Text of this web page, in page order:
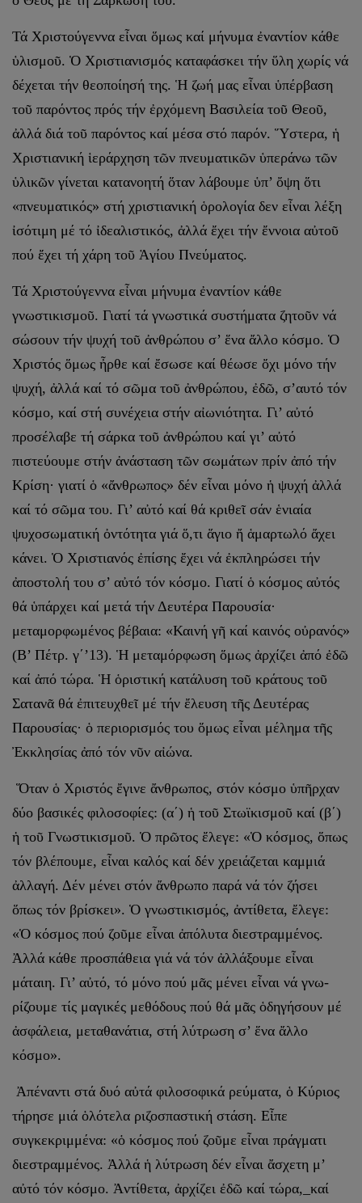
Τά Χριστούγεννα εἶναι ὅμως καί μήνυμα ἐναντίον κάθε
ὑλισμοῦ. Ὁ Χριστιανισμός καταφάσκει τήν ὕλη χωρίς νά
δέχεται τήν θεοποίησή της. Ἡ ζωή μας εἶναι ὑπέρβαση
τοῦ παρόντος πρός τήν ἐρχόμενη Βασι­λεία τοῦ Θεοῦ,
ἀλλά διά τοῦ παρόντος καί μέσα στό παρόν. Ὕστερα, ἡ
Χριστιανική ἱεράρχηση τῶν πνευματικῶν ὑπεράνω τῶν
ὑλικῶν γίνεται κατανοητή ὅταν λάβουμε ὑπ’ ὄψη ὅτι
«πνευματικός» στή χριστιανική ὁρολογία δεν εἶναι λέξη
ἰσότιμη μέ τό ἰδεαλιστικός, ἀλλά ἔχει τήν ἔννοια αὐτοῦ
πού ἔχει τή χάρη τοῦ Ἁγίου Πνεύματος.
Τά Χριστούγεννα εἶναι μήνυμα ἐναντίον κάθε
γνωστικισμοῦ. Γιατί τά γνωστικά συστήματα ζητοῦν νά
σώσουν τήν ψυχή τοῦ ἀνθρώπου σ’ ἕνα ἄλλο κόσμο. Ὁ
Χριστός ὅμως ἦρθε καί ἔσωσε καί θέωσε ὄχι μόνο τήν
ψυχή, ἀλλά καί τό σῶμα τοῦ ἀνθρώπου, ἐδῶ, σ’αυτό τόν
κόσμο, καί στή συνέχεια στήν αἰωνιότητα. Γι’ αὐτό
προσέλαβε τή σάρκα τοῦ ἀνθρώπου καί γι’ αὐτό
πιστεύουμε στήν ἀνάσταση τῶν σωμάτων πρίν ἀπό τήν
Κρίση· γιατί ὁ «ἄνθρωπος» δέν εἶναι μόνο ἡ ψυχή ἀλλά
καί τό σῶμα του. Γι’ αὐτό καί θά κριθεῖ σάν ἑνιαία
ψυχοσωματική ὀντότητα γιά ὅ,τι ἅγιο ἤ ἁμαρτωλό ἄχει
κάνει. Ὁ Χριστιανός ἐπίσης ἔχει νά ἐκπληρώσει τήν
ἀποστολή του σ’ αὐτό τόν κόσμο. Γιατί ὁ κόσμος αὐτός
θά ὑπάρχει καί μετά τήν Δευτέρα Παρουσία·
μεταμορφωμένος βέβαια: «Καινή γῆ καί καινός οὐρανός»
(Β’ Πέτρ. γ΄’13). Ἡ μεταμόρφωση ὅμως ἀρχίζει ἀπό ἐδῶ
καί ἀπό τώρα. Ἡ ὁριστική κατάλυση τοῦ κράτους τοῦ
Σατανᾶ θά ἐπιτευχθεῖ μέ τήν ἔλευση τῆς Δευτέρας
Παρουσίας· ὁ περιορισμός του ὅμως εἶναι μέλημα τῆς
Ἐκκλησίας ἀπό τόν νῦν αἰώνα.
Ὅταν ὁ Χριστός ἔγινε ἄνθρωπος, στόν κόσμο ὑπῆρχαν
δύο βασι­κές φιλοσοφίες: (α΄) ἡ τοῦ Στωϊκισμοῦ καί (β΄)
ἡ τοῦ Γνωστικισμοῦ. Ὁ πρῶτος ἔλεγε: «Ὁ κόσμος, ὅπως
τόν βλέπουμε, εἶναι καλός καί δέν χρειάζεται καμμιά
ἀλλαγή. Δέν μένει στόν ἄνθρωπο παρά νά τόν ζήσει
ὅπως τόν βρίσκει». Ὁ γνωστικισμός, ἀντίθετα, ἔλεγε:
«Ὁ κόσμος πού ζοῦμε εἶναι ἀπόλυτα διεστραμμένος.
Ἀλλά κάθε προσπάθεια γιά νά τόν ἀλλάξουμε εἶναι
μάταιη. Γι’ αὐτό, τό μόνο πού μᾶς μένει εἶναι νά γνω­
ρίζουμε τίς μαγικές μεθόδους πού θά μᾶς ὁδηγήσουν μέ
ἀσφάλεια, μεταθανάτια, στή λύτρωση σ’ ἕνα ἄλλο
κόσμο».
Ἀπέναντι στά δυό αὐτά φιλοσοφικά ρεύματα, ὁ Κύριος
τήρησε μιά ὁλότελα ριζοσπαστική στάση. Εἶπε
συγκεκριμμένα: «ὁ κόσμος πού ζοῦμε εἶναι πράγματι
διεστραμμένος. Ἀλλά ἡ λύτρωση δέν εἶναι ἄσχε­τη μ’
αὐτό τόν κόσμο. Ἀντίθετα, ἀρχίζει ἐδῶ καί τώρα,_καί